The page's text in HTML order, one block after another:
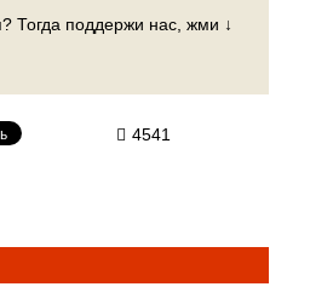
Тогда поддержи нас, жми ↓
4541